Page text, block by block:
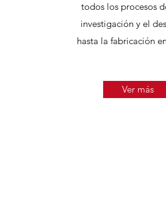
todos los procesos
investigación y el
hasta la fabricación
Ver más